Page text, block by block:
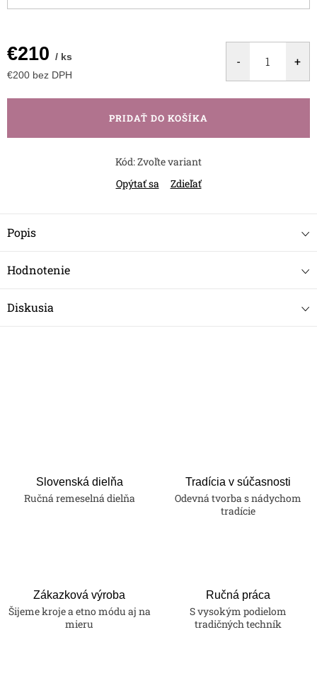
€210 / ks
€200 bez DPH
cena:
PRIDAŤ DO KOŠÍKA
Kód:Zvoľte variant
Opýtať sa
Zdieľať
Popis
Hodnotenie
Diskusia
Slovenská dielňa
Ručná remeselná dielňa
Tradícia v súčasnosti
Odevná tvorba s nádychom
tradície
Zákazková výroba
Šijeme kroje a etno módu aj na
mieru
Ručná práca
S vysokým podielom
tradičných techník